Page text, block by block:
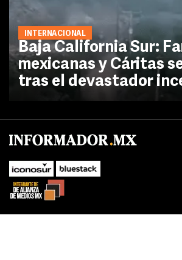
INTERNACIONAL
Baja California Sur:
mexicanas y Cáritas
tras el devastador